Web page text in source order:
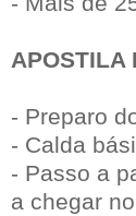
APOSTILA
- Preparo
- Calda
- Passo a
a chegar